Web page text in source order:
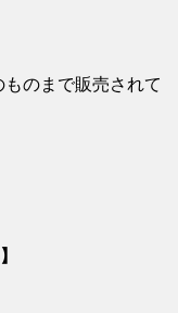
のまで販売されて